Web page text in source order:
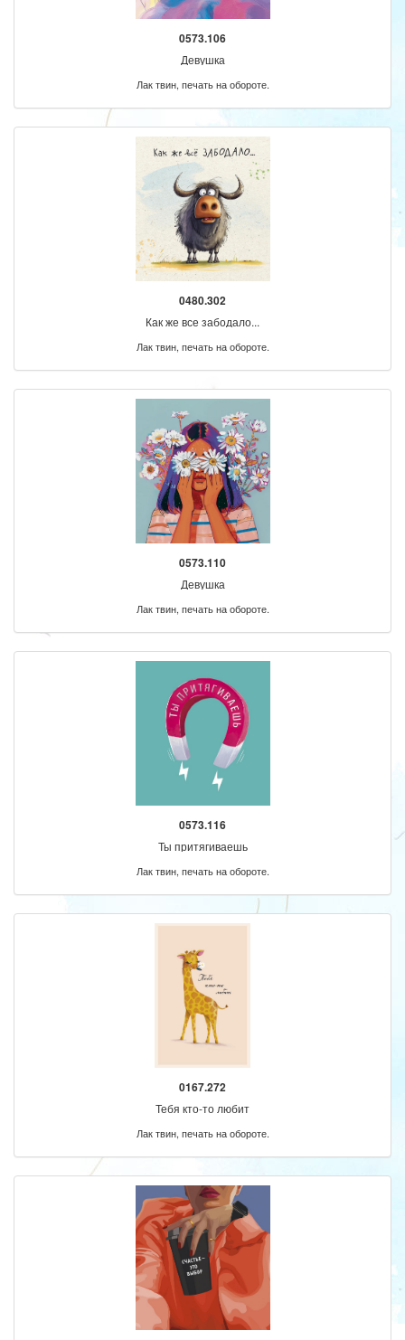
0573.106
Девушка
Лак твин, печать на обороте.
0480.302
Как же все забодало...
Лак твин, печать на обороте.
0573.110
Девушка
Лак твин, печать на обороте.
0573.116
Ты притягиваешь
Лак твин, печать на обороте.
0167.272
Тебя кто-то любит
Лак твин, печать на обороте.